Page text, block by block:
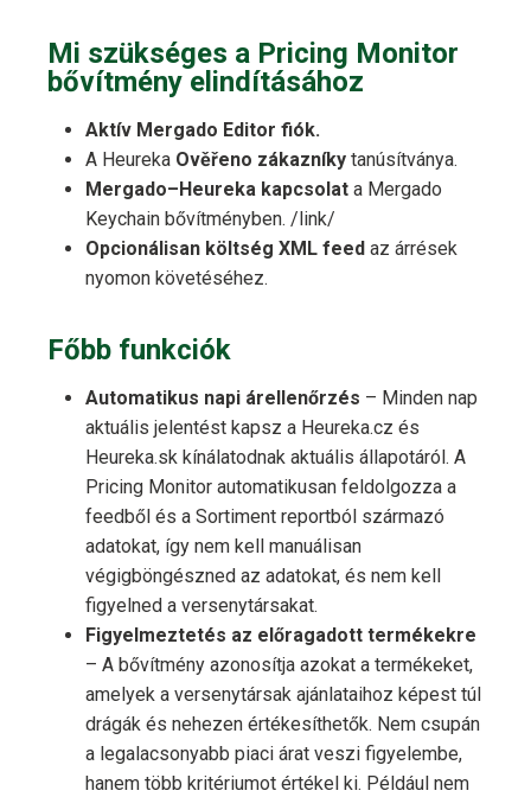
Mi szükséges a Pricing Monitor
bővítmény elindításához
Aktív Mergado Editor fiók.
A Heureka Ověřeno zákazníky tanúsítványa.
Mergado–Heureka kapcsolat a Mergado
Keychain bővítményben. /link/
Opcionálisan költség XML feed az árrések
nyomon követéséhez.
Főbb funkciók
Automatikus napi árellenőrzés – Minden nap
aktuális jelentést kapsz a Heureka.cz és
Heureka.sk kínálatodnak aktuális állapotáról. A
Pricing Monitor automatikusan feldolgozza a
feedből és a Sortiment reportból származó
adatokat, így nem kell manuálisan
végigböngészned az adatokat, és nem kell
figyelned a versenytársakat.
Figyelmeztetés az előragadott termékekre
– A bővítmény azonosítja azokat a termékeket,
amelyek a versenytársak ajánlataihoz képest túl
drágák és nehezen értékesíthetők. Nem csupán
a legalacsonyabb piaci árat veszi figyelembe,
hanem több kritériumot értékel ki. Például nem